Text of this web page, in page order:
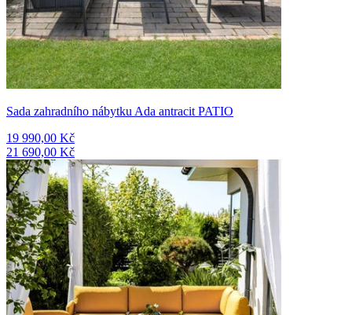
Sada zahradního nábytku Ada antracit PATIO
19 990,00 Kč
21 690,00 Kč